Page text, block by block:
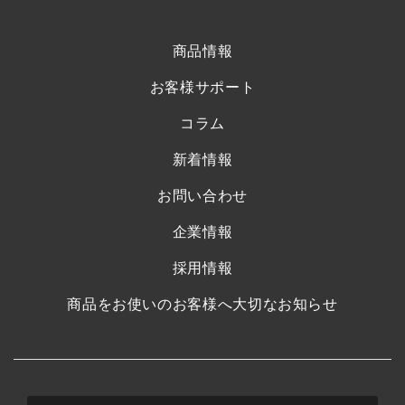
商品情報
お客様サポート
コラム
新着情報
お問い合わせ
企業情報
採用情報
商品をお使いのお客様へ大切なお知らせ